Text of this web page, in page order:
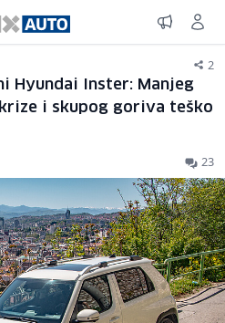
2
Hyundai Inster: Manjeg
i skupog goriva teško
23